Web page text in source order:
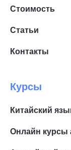
Стоимость
Статьи
Контакты
Курсы
Китайский
Онлайн курсы